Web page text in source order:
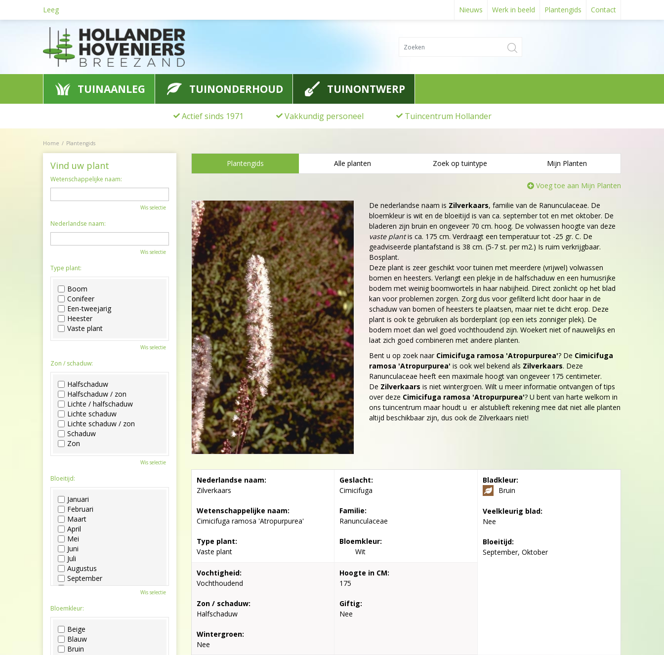
Home Plantengids
Leeg Nieuws Werk in beeld Plantengids Contact
TUINAANLEG TUINONDERHOUD TUINONTWERP
Actief sinds 1971 Vakkundig personeel Tuincentrum Hollander
Plantengids Alle planten Zoek op tuintype Mijn Planten
Voeg toe aan Mijn Planten
De nederlandse naam is Zilverkaars, familie van de Ranunculaceae. De
bloemkleur is wit en de bloeitijd is van ca. september tot en met oktober. De
bladeren zijn bruin en ongeveer 70 cm. hoog. De volwassen hoogte van deze
vaste plantis ca. 175 cm. Verdraagt een temperatuur tot -25 gr. C. De
geadviseerde plantafstand is 38 cm. (5-7 st. per m2.) Is ruim verkrijgbaar.
Bosplant.
Deze plant is zeer geschikt voor tuinen met meerdere (vrijwel) volwassen
bomen en heesters. Verlangt een plekje in de halfschaduw en een humusrijke
bodem met weinig boomwortels in haar nabijheid. Direct zonlicht op het blad
kan voor problemen zorgen. Zorg dus voor gefilterd licht door haar in de
schaduw van bomen of heesters te plaatsen, maar niet te dicht erop. Deze
plant is ook te gebruiken als borderplant (op een iets zonniger plek). De
bodem moet dan wel goed vochthoudend zijn. Woekert niet of nauwelijks en
laat zich goed combineren met andere planten.
Bent u op zoek naar Cimicifuga ramosa 'Atropurpurea'? De Cimicifuga
ramosa 'Atropurpurea' is ook wel bekend als Zilverkaars. Deze
Ranunculaceae heeft een maximale hoogt van ongeveer 175 centimeter.
De Zilverkaars is niet wintergroen. Wilt u meer informatie ontvangen of tips
over deze Cimicifuga ramosa 'Atropurpurea'? U bent van harte welkom in
ons tuincentrum maar houdt u er alstublieft rekening mee dat niet alle planten
altijd beschikbaar zijn, dus ook de Zilverkaars niet!
Nederlandse naam:
Zilverkaars
Wetenschappelijke naam:
Cimicifuga ramosa 'Atropurpurea'
Type plant:
Vaste plant
Geslacht:
Cimicifuga
Familie:
Ranunculaceae
Bloemkleur:
Wit
Bladkleur:
Bruin
Veelkleurig blad:
Nee
Bloeitijd:
September, Oktober
Vochtigheid:
Vochthoudend
Zon / schaduw:
Halfschaduw
Wintergroen:
Nee
Hoogte in CM:
175
Giftig:
Nee
Vind uw plant
Wetenschappelijke naam:
Wis selectie
Nederlandse naam:
Wis selectie
Type plant:
Boom
Conifeer
Een-tweejarig
Heester
Vaste plant
Wis selectie
Zon / schaduw:
Halfschaduw
Halfschaduw / zon
Lichte / halfschaduw
Lichte schaduw
Lichte schaduw / zon
Schaduw
Zon
Wis selectie
Bloeitijd:
Januari
Februari
Maart
April
Mei
Juni
Juli
Augustus
September
Oktober
December
Wis selectie
Bloemkleur:
Beige
Blauw
Bruin